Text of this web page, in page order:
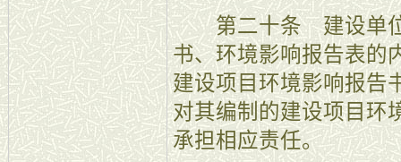
第二十条 建设单位
书、环境影响报告表的
建设项目环境影响报告
对其编制的建设项目环
承担相应责任。